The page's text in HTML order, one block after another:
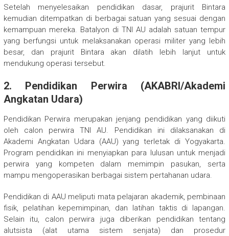
Setelah menyelesaikan pendidikan dasar, prajurit Bintara
kemudian ditempatkan di berbagai satuan yang sesuai dengan
kemampuan mereka. Batalyon di TNI AU adalah satuan tempur
yang berfungsi untuk melaksanakan operasi militer yang lebih
besar, dan prajurit Bintara akan dilatih lebih lanjut untuk
mendukung operasi tersebut.
2. Pendidikan Perwira (AKABRI/Akademi
Angkatan Udara)
Pendidikan Perwira merupakan jenjang pendidikan yang diikuti
oleh calon perwira TNI AU. Pendidikan ini dilaksanakan di
Akademi Angkatan Udara (AAU) yang terletak di Yogyakarta.
Program pendidikan ini menyiapkan para lulusan untuk menjadi
perwira yang kompeten dalam memimpin pasukan, serta
mampu mengoperasikan berbagai sistem pertahanan udara.
Pendidikan di AAU meliputi mata pelajaran akademik, pembinaan
fisik, pelatihan kepemimpinan, dan latihan taktis di lapangan.
Selain itu, calon perwira juga diberikan pendidikan tentang
alutsista (alat utama sistem senjata) dan prosedur